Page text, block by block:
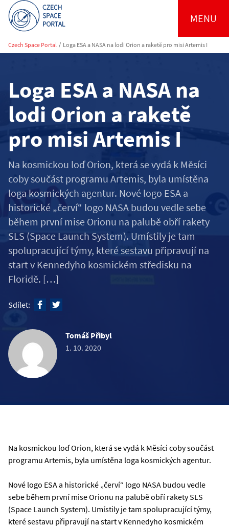
MENU
Czech Space Portal / Loga ESA a NASA na lodi Orion a raketě pro misi Artemis I
Loga ESA a NASA na
lodi Orion a raketě
pro misi Artemis I
Na kosmickou loď Orion, která se vydá k Měsíci
coby součást programu Artemis, byla umístěna
loga kosmických agentur. Nové logo ESA a
historické „červí“ logo NASA budou vedle sebe
během první mise Orionu na palubě obří rakety
SLS (Space Launch System). Umístily je tam
spolupracující týmy, které sestavu připravují na
start v Kennedyho kosmickém středisku na
Floridě. […]
Sdílet:
Tomáš Přibyl
1. 10. 2020
Na kosmickou loď Orion, která se vydá k Měsíci coby součást
programu Artemis, byla umístěna loga kosmických agentur.
Nové logo ESA a historické „červí“ logo NASA budou vedle
sebe během první mise Orionu na palubě obří rakety SLS
(Space Launch System). Umístily je tam spolupracující týmy,
které sestavu připravují na start v Kennedyho kosmickém